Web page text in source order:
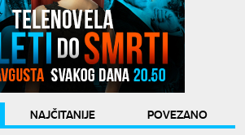
NAJČITANIJE
POVEZANO